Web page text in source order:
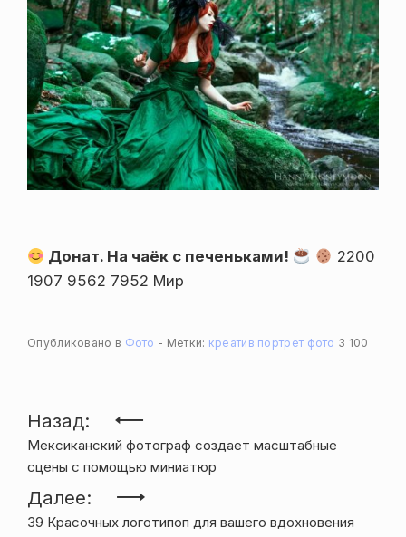
Донат. На чаёк с печеньками!
2200
1907 9562 7952 Мир
Опубликовано в Фото Метки: креатив портрет фото 3 100
Навигация
по
записям
Назад:
Мексиканский фотограф создает масштабные
сцены с помощью миниатюр
Далее:
39 Красочных логотипоп для вашего вдохновения